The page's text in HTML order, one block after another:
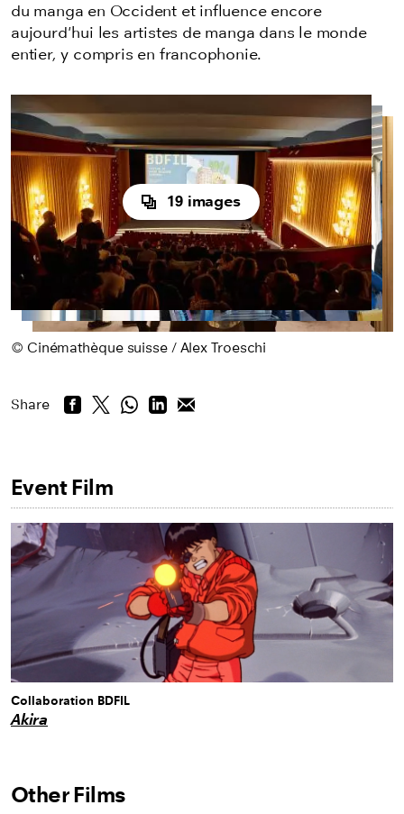
du manga en Occident et influence encore
aujourd'hui les artistes de manga dans le monde
entier, y compris en francophonie.
19 images
© Cinémathèque suisse / Alex Troeschi
Share
Event Film
Collaboration BDFIL
Akira
Other Films